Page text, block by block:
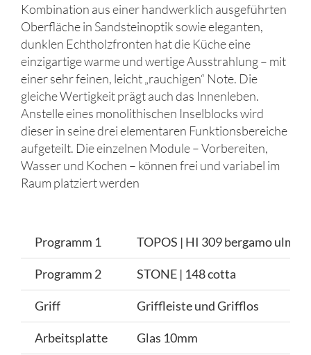
Kombination aus einer handwerklich ausgeführten
Oberfläche in Sandsteinoptik sowie eleganten,
dunklen Echtholzfronten hat die Küche eine
einzigartige warme und wertige Ausstrahlung – mit
einer sehr feinen, leicht „rauchigen“ Note. Die
gleiche Wertigkeit prägt auch das Innenleben.
Anstelle eines monolithischen Inselblocks wird
dieser in seine drei elementaren Funktionsbereiche
aufgeteilt. Die einzelnen Module – Vorbereiten,
Wasser und Kochen – können frei und variabel im
Raum platziert werden
Programm 1 TOPOS | HI 309 bergamo ulme
Programm 2 STONE | 148 cotta
Griff Griffleiste und Grifflos
Arbeitsplatte Glas 10mm